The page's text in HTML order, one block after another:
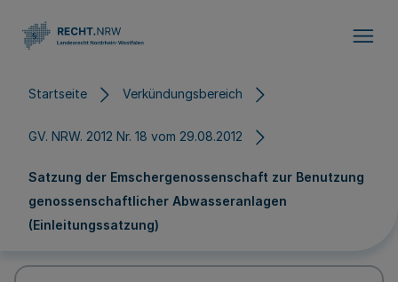
Startseite Verkündungsbereich
GV. NRW. 2012 Nr. 18 vom 29.08.2012
Satzung der Emschergenossenschaft zur Benutzung
genossenschaftlicher Abwasseranlagen
(Einleitungssatzung)